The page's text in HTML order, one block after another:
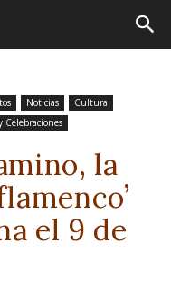
Noticias
Cultura
Celebraciones
la
el 9 de